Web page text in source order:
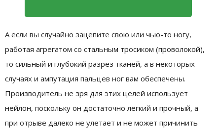
А если вы случайно зацепите свою или чью-то ногу,
работая агрегатом со стальным тросиком (проволокой),
то сильный и глубокий разрез тканей, а в некоторых
случаях и ампутация пальцев ног вам обеспечены.
Производитель не зря для этих целей использует
нейлон, поскольку он достаточно легкий и прочный, а
при отрыве далеко не улетает и не может причинить